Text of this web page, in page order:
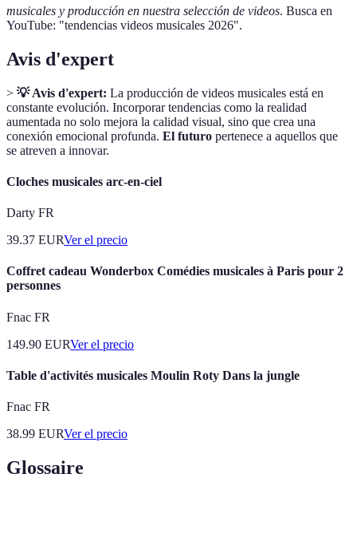
musicales y producción en nuestra selección de videos. Busca en
YouTube: "tendencias videos musicales 2026".
Avis d'expert
> 💡 Avis d'expert: La producción de videos musicales está en
constante evolución. Incorporar tendencias como la realidad
aumentada no solo mejora la calidad visual, sino que crea una
conexión emocional profunda. El futuro pertenece a aquellos que
se atreven a innovar.
Cloches musicales arc-en-ciel
Darty FR
39.37 EURVer el precio
Coffret cadeau Wonderbox Comédies musicales à Paris pour 2
personnes
Fnac FR
149.90 EURVer el precio
Table d'activités musicales Moulin Roty Dans la jungle
Fnac FR
38.99 EURVer el precio
Glossaire